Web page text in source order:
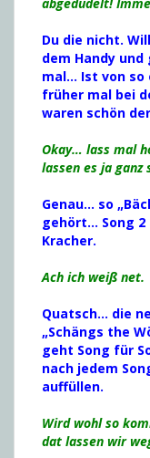
Du die nicht.
dem Handy und
mal… Ist von so
früher mal bei
waren schön
Okay… lass mal
lassen es ja ganz
Genau… so
gehört… Song
Kracher.
Ach ich weiß net.
Quatsch… die
„Schängs the
geht Song für
nach jedem
auffüllen.
Wird wohl so
dat lassen wir